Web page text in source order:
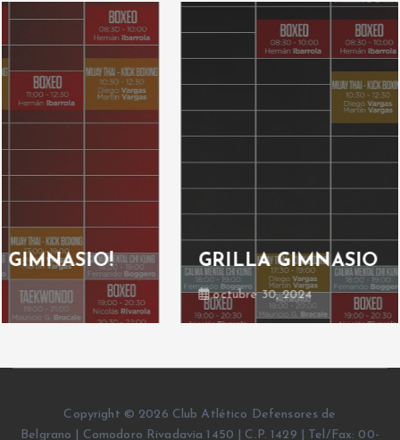
GRILLA GIMNASIO
octubre 30, 2024
Copyright © 2026 Club Atlético Defensores de
Belgrano | Comodoro Rivadavia 1450 | C.P. 1429 | Tel/Fax: 00-